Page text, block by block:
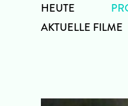
HEUTE
AKTUELLE FILME